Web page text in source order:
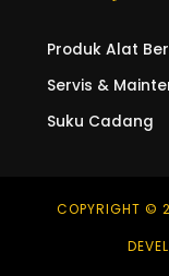
Produk Alat
Servis &
Suku Cadang
COPYRIGHT ©